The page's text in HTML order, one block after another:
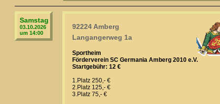
Samstag
03.10.2026
um 14:00
92224 Amberg
Langangerweg 1a
Sportheim
Förderverein SC Germania Amberg 2010 e.V.
Startgebühr: 12 €
1.Platz 250,- €
2.Platz 125,- €
3.Platz 75,- €